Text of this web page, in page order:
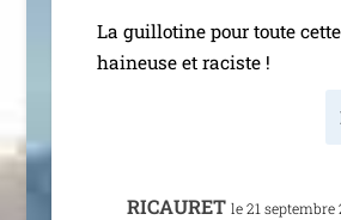
La guillo­tine pour toute
hai­neuse et raciste !
RICAURET le 21 sep­tembre